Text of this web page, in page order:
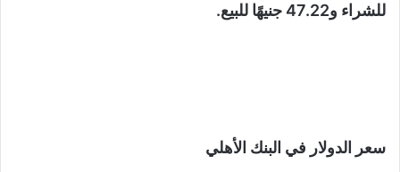
للشراء و47.22 جنيهًا للبيع.
سعر الدولار في البنك الأهلي